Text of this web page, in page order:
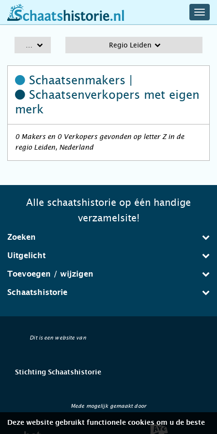
schaatshistorie.nl
Regio Leiden
Schaatsenmakers |
Schaatsenverkopers met eigen
merk
0 Makers en 0 Verkopers gevonden op letter Z in de
regio Leiden, Nederland
Alle schaatshistorie op één handige
verzamelsite!
Zoeken
Uitgelicht
Toevoegen / wijzigen
Schaatshistorie
Dit is een website van
Stichting Schaatshistorie
Mede mogelijk gemaakt door
Deze website gebruikt functionele cookies om u de beste